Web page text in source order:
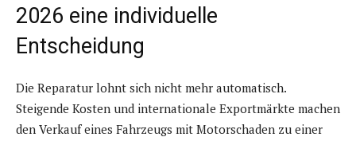
2026 eine individuelle
Entscheidung
Die Reparatur lohnt sich nicht mehr automatisch.
Steigende Kosten und internationale Exportmärkte machen
den Verkauf eines Fahrzeugs mit Motorschaden zu einer